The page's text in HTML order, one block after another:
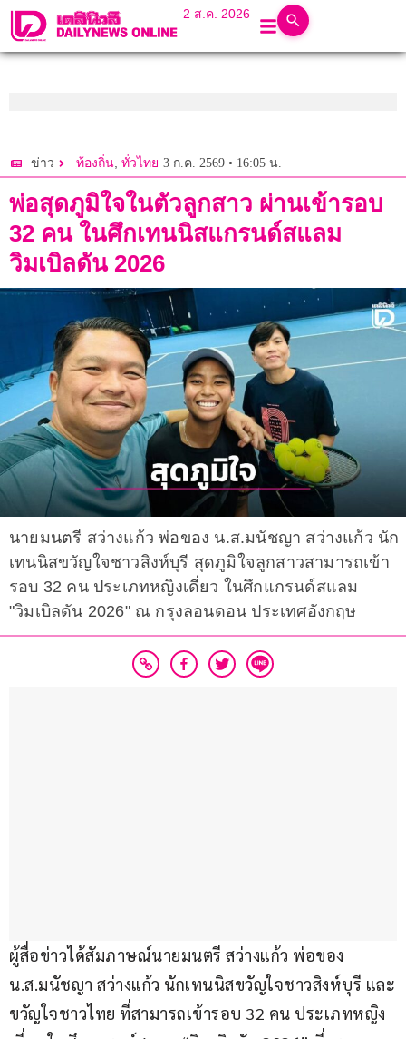
2 ส.ค. 2026
ข่าว ท้องถิ่น, ทั่วไทย 3 ก.ค. 2569 • 16:05 น.
พ่อสุดภูมิใจในตัวลูกสาว ผ่านเข้ารอบ
32 คน ในศึกเทนนิสแกรนด์สแลม
วิมเบิลดัน 2026
นายมนตรี สว่างแก้ว พ่อของ น.ส.มนัชญา สว่างแก้ว นัก
เทนนิสขวัญใจชาวสิงห์บุรี สุดภูมิใจลูกสาวสามารถเข้า
รอบ 32 คน ประเภทหญิงเดี่ยว ในศึกแกรนด์สแลม
"วิมเบิลดัน 2026" ณ กรุงลอนดอน ประเทศอังกฤษ
ผู้สื่อข่าวได้สัมภาษณ์นายมนตรี สว่างแก้ว พ่อของ
น.ส.มนัชญา สว่างแก้ว นักเทนนิสขวัญใจชาวสิงห์บุรี และ
ขวัญใจชาวไทย ที่สามารถเข้ารอบ 32 คน ประเภทหญิง